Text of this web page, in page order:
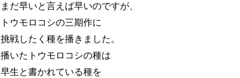
まだ早いと言えば早いのですが、
トウモロコシの三期作に
挑戦したく種を播きました。
播いたトウモロコシの種は
早生と書かれている種を